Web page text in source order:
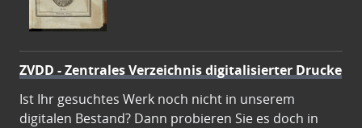
ZVDD - Zentrales Verzeichnis digitalisierter Drucke
Ist Ihr gesuchtes Werk noch nicht in unserem
digitalen Bestand? Dann probieren Sie es doch in